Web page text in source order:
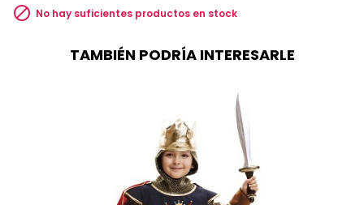
 No hay suficientes productos en stock
TAMBIÉN PODRÍA INTERESARLE